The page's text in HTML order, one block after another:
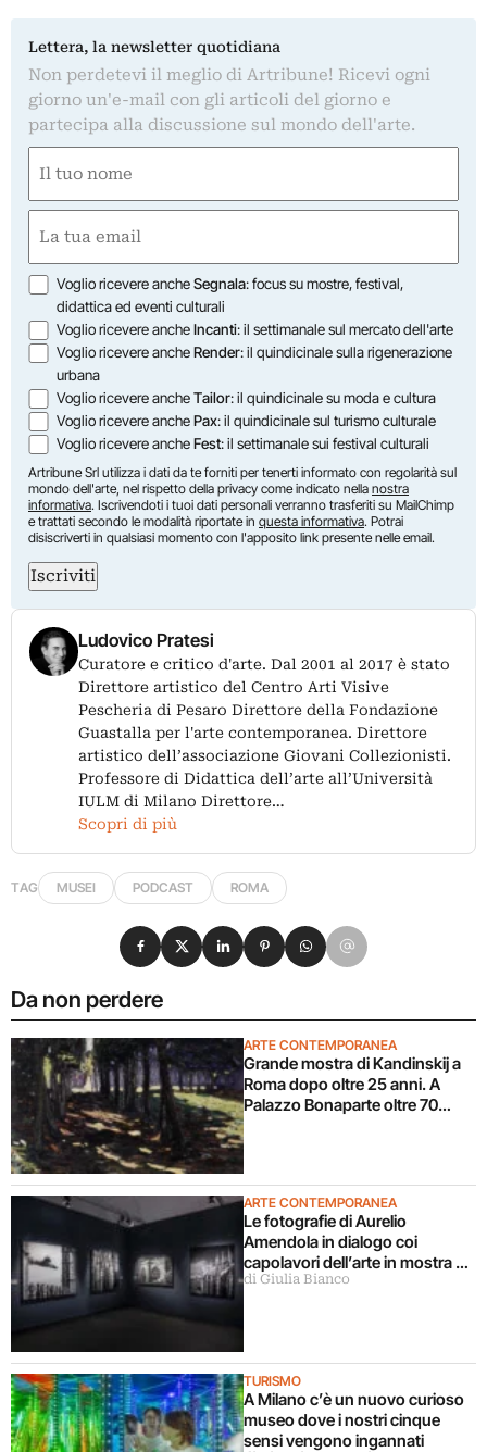
Lettera, la newsletter quotidiana
Non perdetevi il meglio di Artribune! Ricevi ogni
giorno un'e-mail con gli articoli del giorno e
partecipa alla discussione sul mondo dell'arte.
(Required)
First
(Required)
Opzioni
Voglio ricevere ancheSegnala: focus su mostre, festival,
didattica ed eventi culturali
Voglio ricevere ancheIncanti: il settimanale sul mercato dell'arte
Voglio ricevere ancheRender: il quindicinale sulla rigenerazione
urbana
Voglio ricevere ancheTailor: il quindicinale su moda e cultura
Voglio ricevere anchePax: il quindicinale sul turismo culturale
Voglio ricevere ancheFest: il settimanale sui festival culturali
Artribune Srl utilizza i dati da te forniti per tenerti informato con regolarità sul
mondo dell'arte, nel rispetto della privacy come indicato nella nostra
informativa. Iscrivendoti i tuoi dati personali verranno trasferiti su MailChimp
e trattati secondo le modalità riportate in questa informativa. Potrai
disiscriverti in qualsiasi momento con l'apposito link presente nelle email.
Iscriviti
Ludovico Pratesi
Curatore e critico d'arte. Dal 2001 al 2017 è stato
Direttore artistico del Centro Arti Visive
Pescheria di Pesaro Direttore della Fondazione
Guastalla per l'arte contemporanea. Direttore
artistico dell’associazione Giovani Collezionisti.
Professore di Didattica dell’arte all’Università
IULM di Milano Direttore…
Scopri di più
TAG MUSEI PODCAST ROMA
Da non perdere
ARTE CONTEMPORANEA
Grande mostra di Kandinskij a
Roma dopo oltre 25 anni. A
Palazzo Bonaparte oltre 70
ARTE CONTEMPORANEA
Le fotografie di Aurelio
Amendola in dialogo coi
capolavori dell’arte in mostra a
Milano
di Giulia Bianco
TURISMO
A Milano c’è un nuovo curioso
museo dove i nostri cinque
sensi vengono ingannati
Condividi su Facebook
Condividi su X
Condividi su LinkedIn
Condividi su Pinterest
Condividi su WhatsApp
Condividi su Email